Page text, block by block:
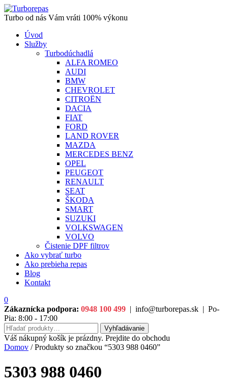
Turbo od nás Vám vráti 100% výkonu
Úvod
Služby
Turbodúchadlá
ALFA ROMEO
AUDI
BMW
CHEVROLET
CITROËN
DACIA
FIAT
FORD
LAND ROVER
MAZDA
MERCEDES BENZ
OPEL
PEUGEOT
RENAULT
SEAT
ŠKODA
SMART
SUZUKI
VOLKSWAGEN
VOLVO
Čistenie DPF filtrov
Ako vybrať turbo
Ako prebieha repas
Blog
Kontakt
0
Zákaznícka podpora: 0948 100 499 | info@turborepas.sk | Po-
Pia: 8:00 - 17:00
Hľadať:
Vyhľadávanie
Váš nákupný košík je prázdny. Prejdite do obchodu
Domov / Produkty so značkou “5303 988 0460”
5303 988 0460